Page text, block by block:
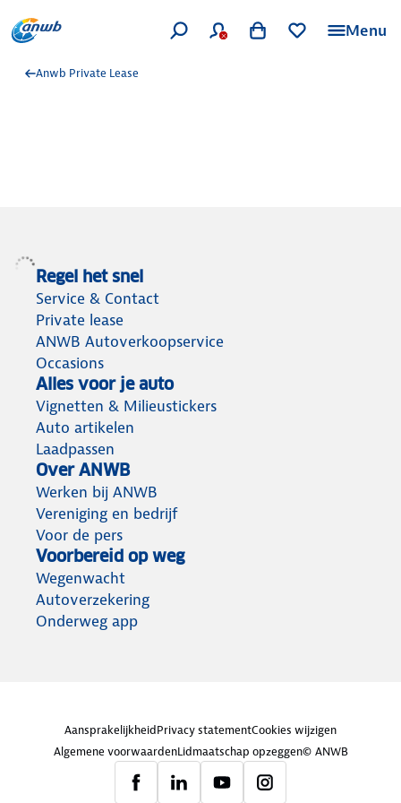
Menu
Anwb Private Lease
Regel het snel
Service & Contact
Private lease
ANWB Autoverkoopservice
Occasions
Alles voor je auto
Vignetten & Milieustickers
Auto artikelen
Laadpassen
Over ANWB
Werken bij ANWB
Vereniging en bedrijf
Voor de pers
Voorbereid op weg
Wegenwacht
Autoverzekering
Onderweg app
AansprakelijkheidPrivacy statementCookies wijzigen
Algemene voorwaardenLidmaatschap opzeggen© ANWB